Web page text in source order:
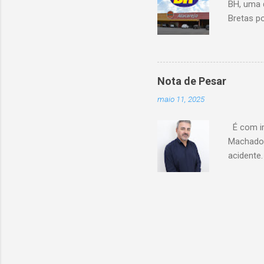
BH,
Bretas
existe a
Nota de Pesar
maio 11, 2025
É com
Celio
sobre o